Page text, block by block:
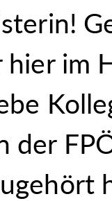
hier im
der